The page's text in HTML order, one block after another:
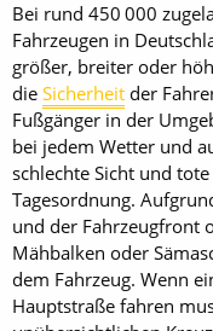
Bei rund 450 000
Fahrzeugen in
größer, breiter oder
die Sicherheit der
Fußgänger in der
bei jedem Wetter und
schlechte Sicht und
Tagesordnung.
und der Fahrzeugfront
Mähbalken oder
dem Fahrzeug. Wenn
Hauptstraße fahren